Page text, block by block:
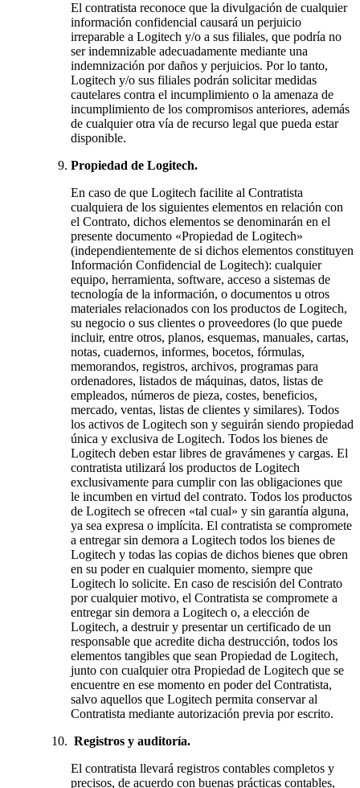
El contratista reconoce que la divulgación de cualquier
información confidencial causará un perjuicio
irreparable a Logitech y/o a sus filiales, que podría no
ser indemnizable adecuadamente mediante una
indemnización por daños y perjuicios. Por lo tanto,
Logitech y/o sus filiales podrán solicitar medidas
cautelares contra el incumplimiento o la amenaza de
incumplimiento de los compromisos anteriores, además
de cualquier otra vía de recurso legal que pueda estar
disponible.
Propiedad de Logitech.
En caso de que Logitech facilite al Contratista
cualquiera de los siguientes elementos en relación con
el Contrato, dichos elementos se denominarán en el
presente documento «Propiedad de Logitech»
(independientemente de si dichos elementos constituyen
Información Confidencial de Logitech): cualquier
equipo, herramienta, software, acceso a sistemas de
tecnología de la información, o documentos u otros
materiales relacionados con los productos de Logitech,
su negocio o sus clientes o proveedores (lo que puede
incluir, entre otros, planos, esquemas, manuales, cartas,
notas, cuadernos, informes, bocetos, fórmulas,
memorandos, registros, archivos, programas para
ordenadores, listados de máquinas, datos, listas de
empleados, números de pieza, costes, beneficios,
mercado, ventas, listas de clientes y similares). Todos
los activos de Logitech son y seguirán siendo propiedad
única y exclusiva de Logitech. Todos los bienes de
Logitech deben estar libres de gravámenes y cargas. El
contratista utilizará los productos de Logitech
exclusivamente para cumplir con las obligaciones que
le incumben en virtud del contrato. Todos los productos
de Logitech se ofrecen «tal cual» y sin garantía alguna,
ya sea expresa o implícita. El contratista se compromete
a entregar sin demora a Logitech todos los bienes de
Logitech y todas las copias de dichos bienes que obren
en su poder en cualquier momento, siempre que
Logitech lo solicite. En caso de rescisión del Contrato
por cualquier motivo, el Contratista se compromete a
entregar sin demora a Logitech o, a elección de
Logitech, a destruir y presentar un certificado de un
responsable que acredite dicha destrucción, todos los
elementos tangibles que sean Propiedad de Logitech,
junto con cualquier otra Propiedad de Logitech que se
encuentre en ese momento en poder del Contratista,
salvo aquellos que Logitech permita conservar al
Contratista mediante autorización previa por escrito.
Registros y auditoría.
El contratista llevará registros contables completos y
precisos, de acuerdo con buenas prácticas contables,